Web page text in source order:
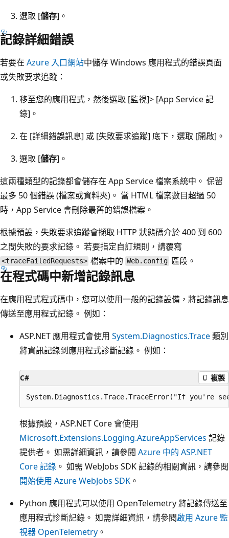
選取 [儲存]。
記錄詳細錯誤
若要在 Azure 入口網站中儲存 Windows 應用程式的錯誤頁面
或失敗要求追蹤：
移至您的應用程式，然後選取 [監視]> [App Service 記
錄] 。
在 [詳細錯誤訊息] 或 [失敗要求追蹤] 底下，選取 [開啟] 。
選取 [儲存]。
這兩種類型的記錄都會儲存在 App Service 檔案系統中。 保留
最多 50 個錯誤 (檔案或資料夾)。 當 HTML 檔案數目超過 50
時，App Service 會刪除最舊的錯誤檔案。
根據預設，失敗要求追蹤會擷取 HTTP 狀態碼介於 400 到 600
之間失敗的要求記錄。 若要指定自訂規則，請覆寫
<traceFailedRequests> 檔案中的 Web.config 區段。
在程式碼中新增記錄訊息
在應用程式程式碼中，您可以使用一般的記錄設備，將記錄訊息
傳送至應用程式記錄。 例如：
ASP.NET 應用程式會使用 System.Diagnostics.Trace類別
將資訊記錄到應用程式診斷記錄。 例如：
C# 複製
根據預設，ASP.NET Core 會使用
Microsoft.Extensions.Logging.AzureAppServices 記錄
提供者。 如需詳細資訊，請參閱 Azure 中的 ASP.NET
Core 記錄 。 如需 WebJobs SDK 記錄的相關資訊，請參閱
開始使用 Azure WebJobs SDK 。
Python 應用程式可以使用 OpenTelemetry 將記錄傳送至
應用程式診斷記錄。 如需詳細資訊，請參閱啟用 Azure 監
視器 OpenTelemetry 。